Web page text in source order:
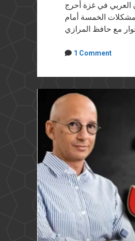
العربي في غزة أحرج
الخمسة أمام
مع حافظ المرازي
1 Comment